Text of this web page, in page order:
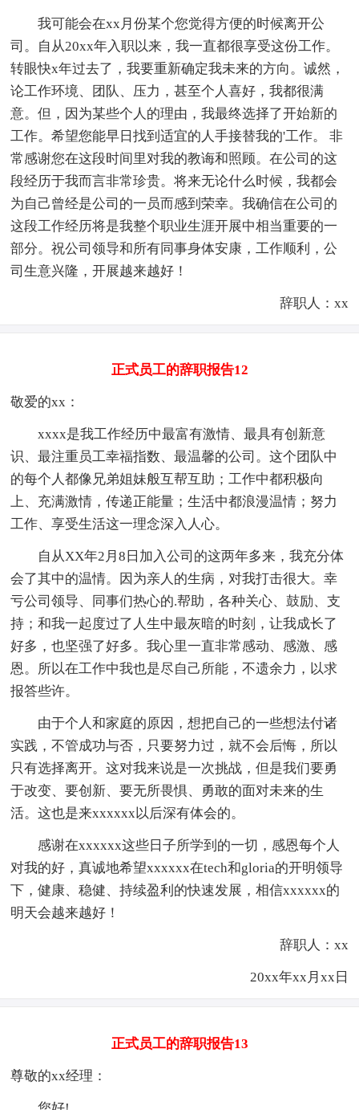
我可能会在xx月份某个您觉得方便的时候离开公
司。自从20xx年入职以来，我一直都很享受这份工作。
转眼快x年过去了，我要重新确定我未来的方向。诚然，
论工作环境、团队、压力，甚至个人喜好，我都很满
意。但，因为某些个人的理由，我最终选择了开始新的
工作。希望您能早日找到适宜的人手接替我的'工作。 非
常感谢您在这段时间里对我的教诲和照顾。在公司的这
段经历于我而言非常珍贵。将来无论什么时候，我都会
为自己曾经是公司的一员而感到荣幸。我确信在公司的
这段工作经历将是我整个职业生涯开展中相当重要的一
部分。祝公司领导和所有同事身体安康，工作顺利，公
司生意兴隆，开展越来越好！
辞职人：xx
正式员工的辞职报告12
敬爱的xx：
xxxx是我工作经历中最富有激情、最具有创新意
识、最注重员工幸福指数、最温馨的公司。这个团队中
的每个人都像兄弟姐妹般互帮互助；工作中都积极向
上、充满激情，传递正能量；生活中都浪漫温情；努力
工作、享受生活这一理念深入人心。
自从XX年2月8日加入公司的这两年多来，我充分体
会了其中的温情。因为亲人的生病，对我打击很大。幸
亏公司领导、同事们热心的.帮助，各种关心、鼓励、支
持；和我一起度过了人生中最灰暗的时刻，让我成长了
好多，也坚强了好多。我心里一直非常感动、感激、感
恩。所以在工作中我也是尽自己所能，不遗余力，以求
报答些许。
由于个人和家庭的原因，想把自己的一些想法付诸
实践，不管成功与否，只要努力过，就不会后悔，所以
只有选择离开。这对我来说是一次挑战，但是我们要勇
于改变、要创新、要无所畏惧、勇敢的面对未来的生
活。这也是来xxxxxx以后深有体会的。
感谢在xxxxxx这些日子所学到的一切，感恩每个人
对我的好，真诚地希望xxxxxx在tech和gloria的开明领导
下，健康、稳健、持续盈利的快速发展，相信xxxxxx的
明天会越来越好！
辞职人：xx
20xx年xx月xx日
正式员工的辞职报告13
尊敬的xx经理：